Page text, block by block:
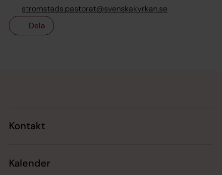
stromstads.pastorat@svenskakyrkan.se
Dela
Kontakt
Kalender